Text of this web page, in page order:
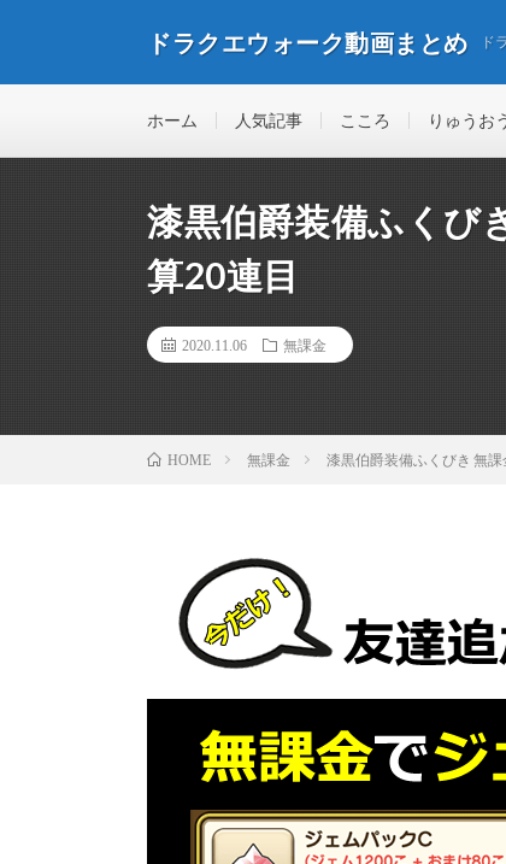
ドラクエウォーク動画まとめ ド
ホーム 人気記事 こころ りゅうお
漆黒伯爵装備ふくび
算20連目
2020.11.06 無課金
HOME 無課金 漆黒伯爵装備ふくびき 無